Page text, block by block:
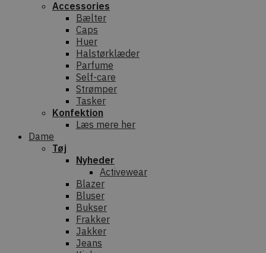
Accessories
Bælter
Caps
Huer
Halstørklæder
Parfume
Self-care
Strømper
Tasker
Konfektion
Læs mere her
Dame
Tøj
Nyheder
Activewear
Blazer
Bluser
Bukser
Frakker
Jakker
Jeans